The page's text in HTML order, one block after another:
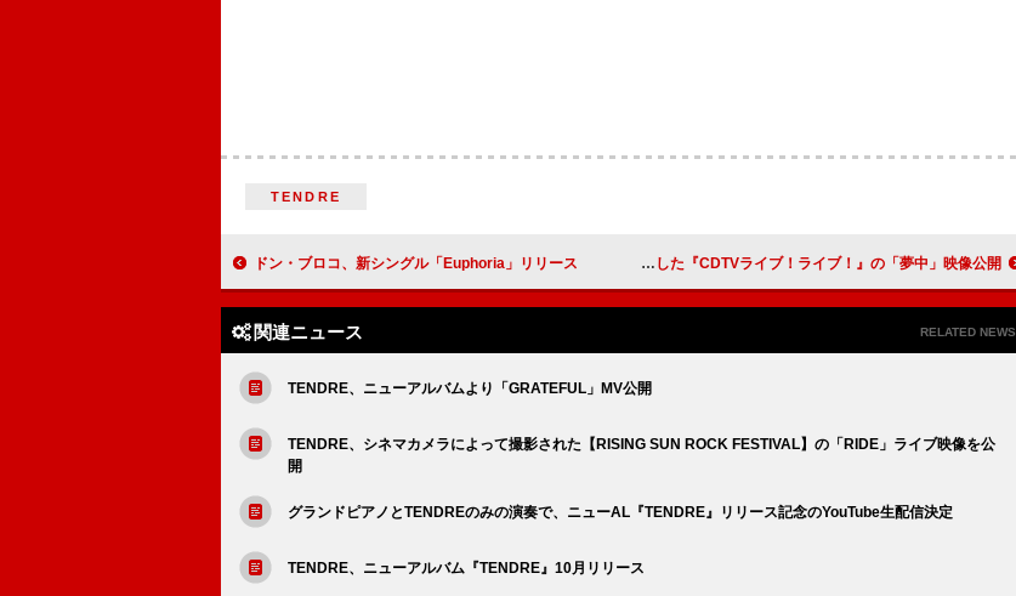
TENDRE
ドン・ブロコ、新シングル「Euphoria」リリース BE:FIRST、クリスマス衣装で披露した『CDTVライブ！ライブ！』の「夢中」映像公開
関連ニュース RELATED NEWS
TENDRE、ニューアルバムより「GRATEFUL」MV公開
TENDRE、シネマカメラによって撮影された【RISING SUN ROCK FESTIVAL】の「RIDE」ライブ映像を公
開
グランドピアノとTENDREのみの演奏で、ニューAL『TENDRE』リリース記念のYouTube生配信決定
TENDRE、ニューアルバム『TENDRE』10月リリース